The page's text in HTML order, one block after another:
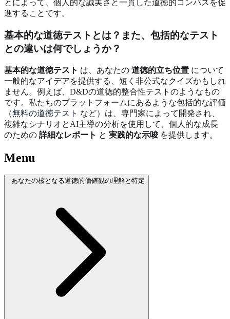
とによって、個人的な誠実さと一貫した道徳的コンパスを促
進することです。
基本的な道徳テストとは？また、包括的なテスト
との違いは何でしょうか？
基本的な道徳テスト は、あなたの 道徳的立ち位置 について
一般的なアイデアを提供する、短く非公式なクイズかもしれ
ません。例えば、D&Dの道徳的整合性テストのようなもの
です。私たちのプラットフォームにあるような包括的な評価
（無料の道徳テスト など）は、専門家によって開発され、
複雑なシナリオとAI主導の分析を使用して、個人的な成長
のための 詳細なレポート と 実践的な示唆 を提供します。
Menu
あなたの核となる道徳的価値観の理解と特定